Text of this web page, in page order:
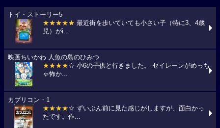
トイ・ストーリー5
★★★★★ 最近街を歩いていても小さい子（特に3、4歳
児）がi...
映画ちいかわ 人魚の島のひみつ
★★★★☆ 小6の子供と行きました。 セイレーンがめっち
ゃ怖か...
カプリコン・1
★★★★☆ ずいぶん前に見た感じがしますが、面白かっ
たです。作...